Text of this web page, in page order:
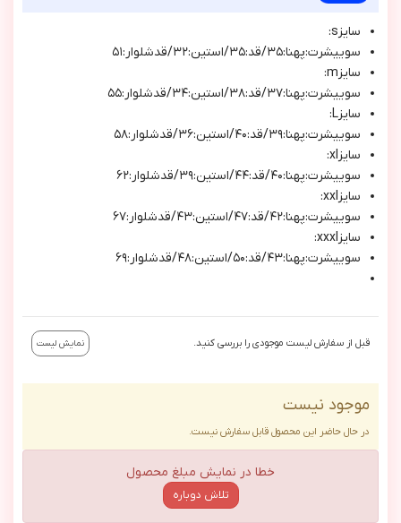
سايزs:
سوييشرت:پهنا:٣٥/قد:٣٥/استين:٣٢/قدشلوار:٥١
سايزm:
سوييشرت:پهنا:٣٧/قد:٣٨/استين:٣٤/قدشلوار:٥٥
سايزL:
سوييشرت:پهنا:٣٩/قد:٤٠/استين:٣٦/قدشلوار:٥٨
سايزxl:
سوييشرت:پهنا:٤٠/قد:٤٤/استين:٣٩/قدشلوار:٦٢
سايزxxl:
سوييشرت:پهنا:٤٢/قد:٤٧/استين:٤٣/قدشلوار:٦٧
سايزxxxl:
سوييشرت:پهنا:٤٣/قد:٥٠/استين:٤٨/قدشلوار:٦٩
قبل از سفارش لیست موجودی را بررسی کنید. نمایش لیست
موجود نیست
در حال حاضر این محصول قابل سفارش نیست.
خطا در نمایش مبلغ محصول
تلاش دوباره